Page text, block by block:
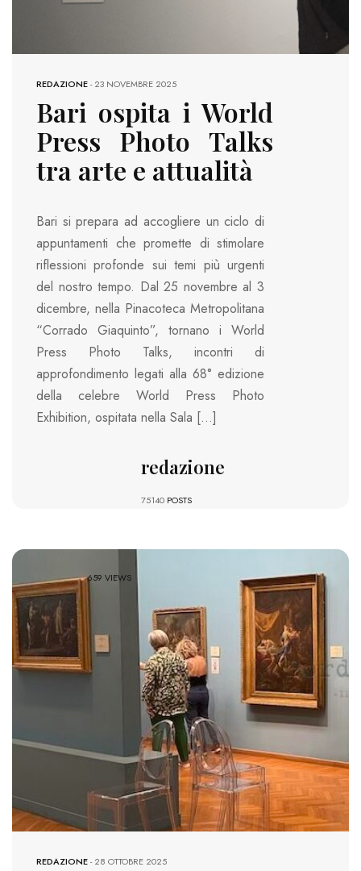
REDAZIONE-23 NOVEMBRE 2025
Bari ospita i World
Press Photo Talks
tra arte e attualità
Bari si prepara ad accogliere un ciclo di
appuntamenti che promette di stimolare
riflessioni profonde sui temi più urgenti
del nostro tempo. Dal 25 novembre al 3
dicembre, nella Pinacoteca Metropolitana
“Corrado Giaquinto”, tornano i World
Press Photo Talks, incontri di
approfondimento legati alla 68° edizione
della celebre World Press Photo
Exhibition, ospitata nella Sala […]
redazione
75140 POSTS
659 VIEWS
REDAZIONE-28 OTTOBRE 2025